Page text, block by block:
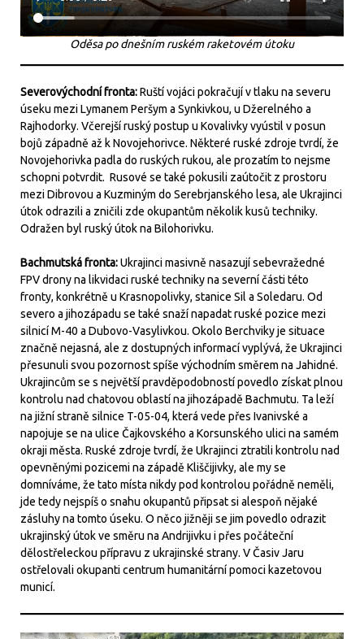
Oděsa po dnešním ruském raketovém útoku
Severovýchodní fronta:Ruští vojáci pokračují v tlaku na severu
úseku mezi Lymanem Peršym a Synkivkou, u Džerelného a
Rajhodorky. Včerejší ruský postup u Kovalivky vyústil v posun
bojů západně až k Novojehorivce. Některé ruské zdroje tvrdí, že
Novojehorivka padla do ruských rukou, ale prozatím to nejsme
schopni potvrdit. Rusové se také pokusili zaútočit z prostoru
mezi Dibrovou a Kuzminým do Serebrjanského lesa, ale Ukrajinci
útok odrazili a zničili zde okupantům několik kusů techniky.
Odražen byl ruský útok na Bilohorivku.
Bachmutská fronta:Ukrajinci masivně nasazují sebevražedné
FPV drony na likvidaci ruské techniky na severní části této
fronty, konkrétně u Krasnopolivky, stanice Sil a Soledaru. Od
severo a jihozápadu se také snaží napadat ruské pozice mezi
silnicí M-40 a Dubovo-Vasylivkou. Okolo Berchviky je situace
značně nejasná, ale z dostupných informací vyplývá, že Ukrajinci
přesunuli svou pozornost spíše východním směrem na Jahidné.
Ukrajincům se s největší pravděpodobností povedlo získat plnou
kontrolu nad chatovou oblastí na jihozápadě Bachmutu. Ta leží
na jižní straně silnice T-05-04, která vede přes Ivanivské a
napojuje se na ulice Čajkovského a Korsunského ulici na samém
okraji města. Ruské zdroje tvrdí, že Ukrajinci ztratili kontrolu nad
opevněnými pozicemi na západě Kliščijivky, ale my se
domníváme, že tato místa nikdy pod kontrolou pořádně neměli,
jde tedy nejspíš o snahu okupantů připsat si alespoň nějaké
zásluhy na tomto úseku. O něco jižněji se jim povedlo odrazit
ukrajinský útok ve směru na Andrijivku i přes počáteční
dělostřeleckou přípravu z ukrajinské strany. V Časiv Jaru
ostřelovali okupanti centrum humanitární pomoci kazetovou
municí.